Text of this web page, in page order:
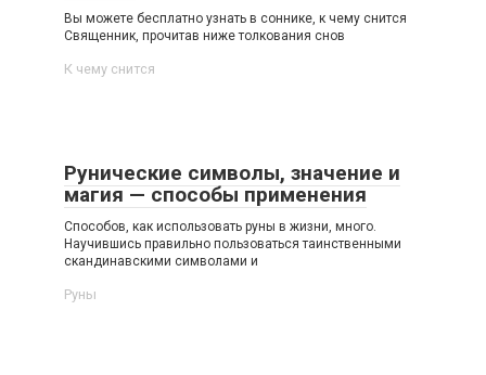
Вы можете бесплатно узнать в соннике, к чему снится
Священник, прочитав ниже толкования снов
К чему снится
Рунические символы, значение и
магия — способы применения
Способов, как использовать руны в жизни, много.
Научившись правильно пользоваться таинственными
скандинавскими символами и
Руны